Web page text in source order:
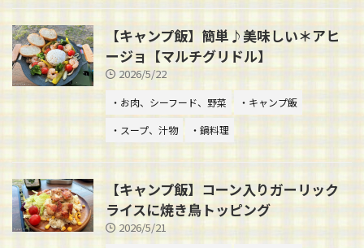
【キャンプ飯】簡単♪美味しい＊アヒ
ージョ【マルチグリドル】
2026/5/22
・お肉、シーフード、野菜
・キャンプ飯
・スープ、汁物
・鍋料理
【キャンプ飯】コーン入りガーリック
ライスに焼き鳥トッピング
2026/5/21